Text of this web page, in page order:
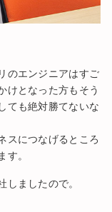
のエンジニアはすご
けとなった方もそう
ても絶対勝てないな
スにつなげるところ
す。
しましたので。